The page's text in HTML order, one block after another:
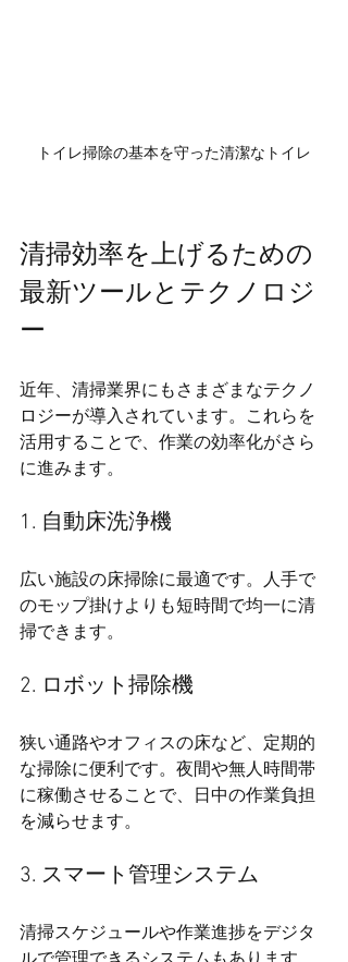
トイレ掃除の基本を守った清潔なトイレ
清掃効率を上げるための
最新ツールとテクノロジ
ー
近年、清掃業界にもさまざまなテクノ
ロジーが導入されています。これらを
活用することで、作業の効率化がさら
に進みます。
1. 自動床洗浄機
広い施設の床掃除に最適です。人手で
のモップ掛けよりも短時間で均一に清
掃できます。
2. ロボット掃除機
狭い通路やオフィスの床など、定期的
な掃除に便利です。夜間や無人時間帯
に稼働させることで、日中の作業負担
を減らせます。
3. スマート管理システム
清掃スケジュールや作業進捗をデジタ